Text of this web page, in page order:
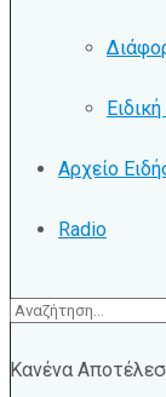
Αρχείο
Radio
Κανένα